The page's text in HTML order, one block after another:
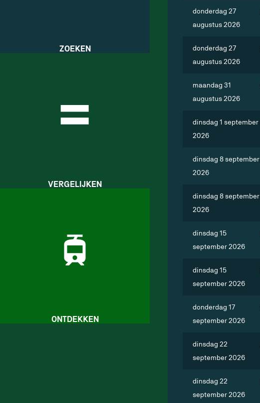
ZOEKEN
VERGELIJKEN
ONTDEKKEN
donderdag 27
augustus 2026
donderdag 27
augustus 2026
maandag 31
augustus 2026
dinsdag 1 september
2026
dinsdag 8 september
2026
dinsdag 8 september
2026
dinsdag 15
september 2026
dinsdag 15
september 2026
donderdag 17
september 2026
dinsdag 22
september 2026
dinsdag 22
september 2026